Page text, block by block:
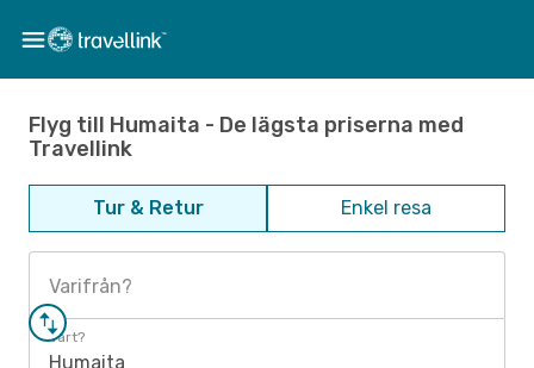
Flyg till Humaita - De lägsta priserna med
Travellink
Tur & Retur Enkel resa
Varifrån?
Vart?
Humaita